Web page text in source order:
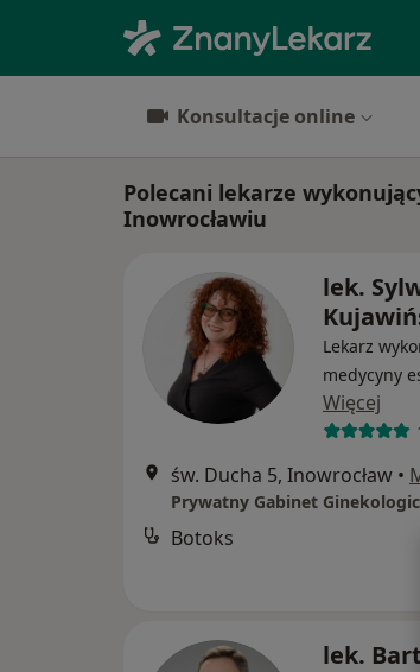
Konsultacje online
Polecani lekarze
Inowrocławiu
lek.
Lekarz
medycyny
Więcej
św. Ducha 5, Inowrocław •
Prywatny Gabinet
Botoks
lek.